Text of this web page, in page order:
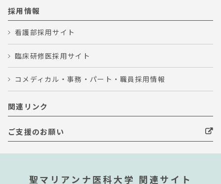
採用情報
看護部採用サイト
臨床研修医採用サイト
コメディカル・事務・パート・職員採用情報
関連リンク
ご支援のお願い
聖マリアンナ医科大学 関連サイト